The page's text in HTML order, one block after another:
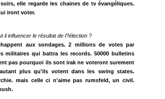
elle regarde les chaines de tv évangéliques.
iront voter.
il influencer le résultat de l?élection ?
aux sondages. 2 millions de votes par
militaires qui battra les records. 50000 bulletins
pas pourquoi ils sont irak ne voteront surement
plus qu'ils votent dans les swing states.
mais celle ci n'aime pas rumsfeld, un civil.